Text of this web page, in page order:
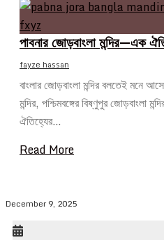
পাবনার জোড়বাংলা মন্দির—এক
fayze hassan
বাংলার জোড়বাংলা মন্দির বলতেই মনে
মন্দির, পশ্চিমবঙ্গের বিষ্ণুপুর জোড়বাংলা
ঐতিহ্যের…
Read More
December 9, 2025